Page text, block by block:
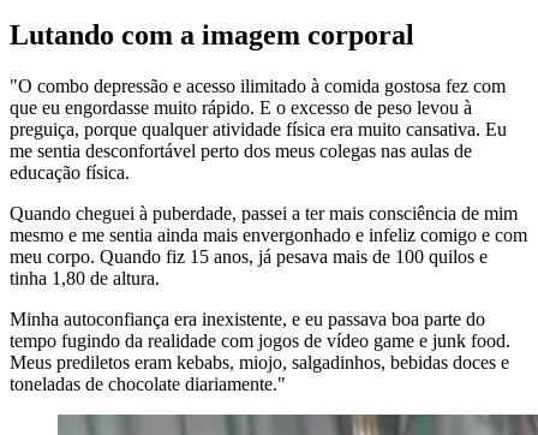
Lutando com a imagem corporal
"O combo depressão e acesso ilimitado à comida gostosa fez com
que eu engordasse muito rápido. E o excesso de peso levou à
preguiça, porque qualquer atividade física era muito cansativa. Eu
me sentia desconfortável perto dos meus colegas nas aulas de
educação física.
Quando cheguei à puberdade, passei a ter mais consciência de mim
mesmo e me sentia ainda mais envergonhado e infeliz comigo e com
meu corpo. Quando fiz 15 anos, já pesava mais de 100 quilos e
tinha 1,80 de altura.
Minha autoconfiança era inexistente, e eu passava boa parte do
tempo fugindo da realidade com jogos de vídeo game e junk food.
Meus prediletos eram kebabs, miojo, salgadinhos, bebidas doces e
toneladas de chocolate diariamente."